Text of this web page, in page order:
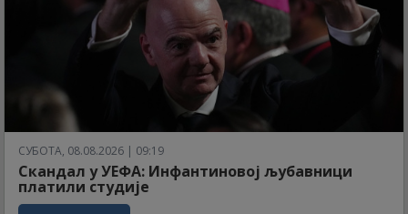
СУБОТА, 08.08.2026 | 09:19
Скандал у УЕФА: Инфантиновој љубавници
платили студије